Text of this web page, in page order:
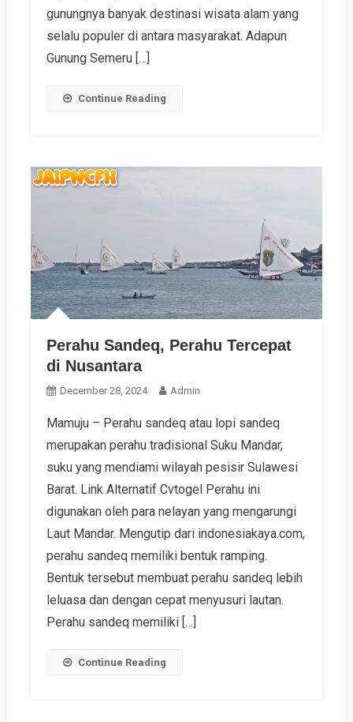
gunungnya banyak destinasi wisata alam yang
selalu populer di antara masyarakat. Adapun
Gunung Semeru […]
Continue Reading
Perahu Sandeq, Perahu Tercepat
di Nusantara
December 28, 2024 Admin
Mamuju – Perahu sandeq atau lopi sandeq
merupakan perahu tradisional Suku Mandar,
suku yang mendiami wilayah pesisir Sulawesi
Barat. Link Alternatif Cvtogel Perahu ini
digunakan oleh para nelayan yang mengarungi
Laut Mandar. Mengutip dari indonesiakaya.com,
perahu sandeq memiliki bentuk ramping.
Bentuk tersebut membuat perahu sandeq lebih
leluasa dan dengan cepat menyusuri lautan.
Perahu sandeq memiliki […]
Continue Reading